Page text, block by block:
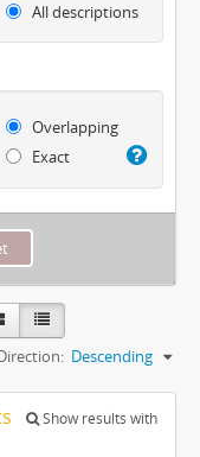
All descriptions
Overlapping
Exact
Descending
Show results with